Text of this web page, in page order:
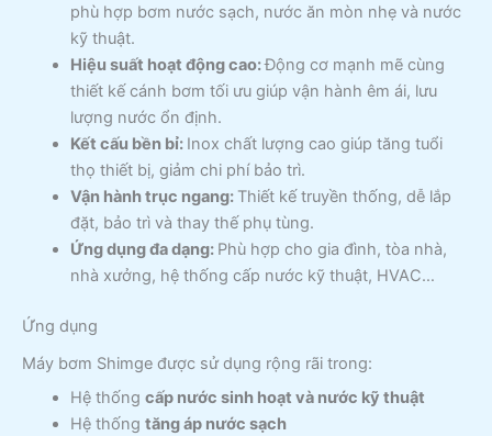
phù hợp bơm nước sạch, nước ăn mòn nhẹ và nước
kỹ thuật.
Hiệu suất hoạt động cao:Động cơ mạnh mẽ cùng
thiết kế cánh bơm tối ưu giúp vận hành êm ái, lưu
lượng nước ổn định.
Kết cấu bền bỉ: Inox chất lượng cao giúp tăng tuổi
thọ thiết bị, giảm chi phí bảo trì.
Vận hành trục ngang: Thiết kế truyền thống, dễ lắp
đặt, bảo trì và thay thế phụ tùng.
Ứng dụng đa dạng: Phù hợp cho gia đình, tòa nhà,
nhà xưởng, hệ thống cấp nước kỹ thuật, HVAC…
Ứng dụng
Máy bơm Shimge được sử dụng rộng rãi trong:
Hệ thống cấp nước sinh hoạt và nước kỹ thuật
Hệ thống tăng áp nước sạch